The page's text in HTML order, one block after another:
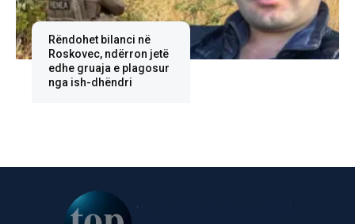
Rëndohet bilanci në
Roskovec, ndërron jetë
edhe gruaja e plagosur
nga ish-dhëndri